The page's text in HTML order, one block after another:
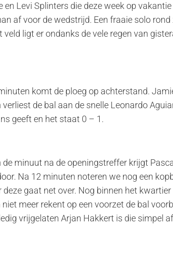
Levi Splinters die deze week op
af voor de wedstrijd. Een fraaie solo rond
ligt er ondanks de vele regen van
komt de ploeg op achterstand.
de bal aan de snelle Leonardo
geeft en het staat 0 – 1.
minuut na de openingstreffer krijgt
Na 12 minuten noteren we nog een
gaat net over. Nog binnen het
meer rekent op een voorzet de bal
vrijgelaten Arjan Hakkert is die simpel